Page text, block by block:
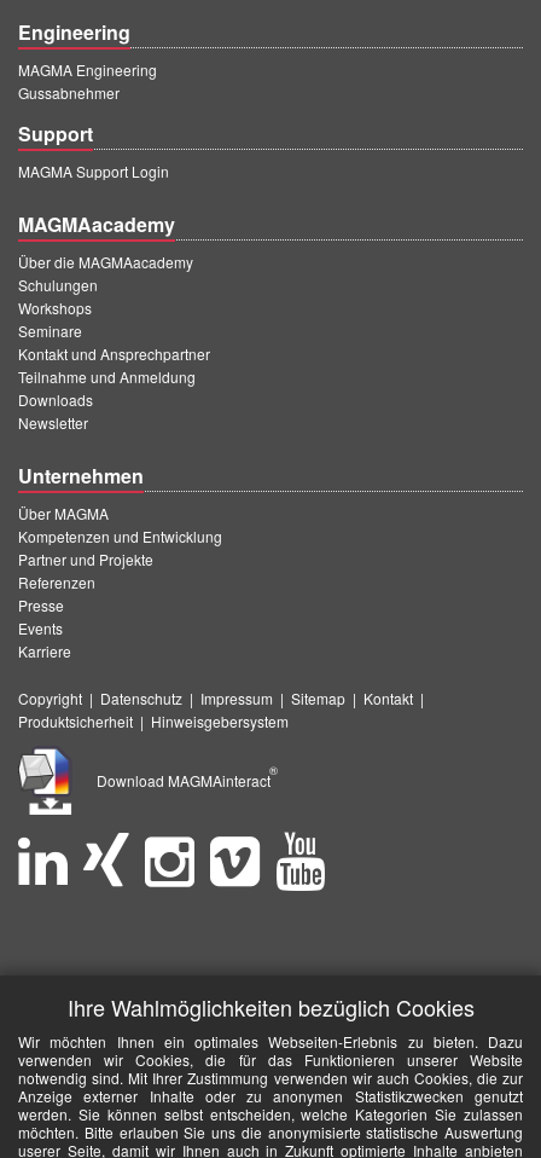
Engineering
MAGMA Engineering
Gussabnehmer
Support
MAGMA Support Login
MAGMAacademy
Über die MAGMAacademy
Schulungen
Workshops
Seminare
Kontakt und Ansprechpartner
Teilnahme und Anmeldung
Downloads
Newsletter
Unternehmen
Über MAGMA
Kompetenzen und Entwicklung
Partner und Projekte
Referenzen
Presse
Events
Karriere
Copyright | Datenschutz | Impressum | Sitemap | Kontakt |
Produktsicherheit | Hinweisgebersystem
Download MAGMAinteract
®
Ihre Wahlmöglichkeiten bezüglich Cookies
Wir möchten Ihnen ein optimales Webseiten-Erlebnis zu bieten. Dazu
verwenden wir Cookies, die für das Funktionieren unserer Website
notwendig sind. Mit Ihrer Zustimmung verwenden wir auch Cookies, die zur
Anzeige externer Inhalte oder zu anonymen Statistikzwecken genutzt
werden. Sie können selbst entscheiden, welche Kategorien Sie zulassen
möchten. Bitte erlauben Sie uns die anonymisierte statistische Auswertung
userer Seite, damit wir Ihnen auch in Zukunft optimierte Inhalte anbieten